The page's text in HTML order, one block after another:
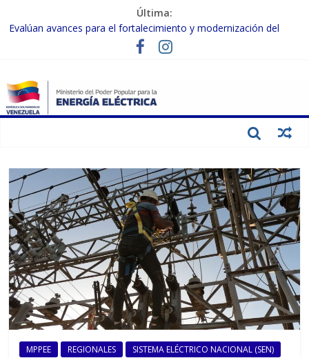
Última:
Evalúan avances para el fortalecimiento y modernización del
Inspeccionan trabajos de rehabilitación en instalaciones del SEN
Gobierno Nacional activa plan preventivo para fortalecer el SEN
ante el fenómeno de El Niño
Termocarabobo recupera el 50% de su capacidad de generación
MPPEE REGIONALES SISTEMA ELÉCTRICO NACIONAL (SEN)